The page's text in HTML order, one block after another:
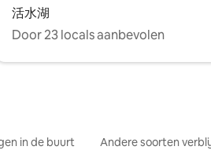
活水湖
Door 23 locals aanbevolen
in de buurt Andere soorten